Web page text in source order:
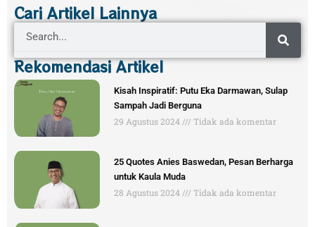
Cari Artikel Lainnya
Rekomendasi Artikel
Kisah Inspiratif: Putu Eka Darmawan, Sulap
Sampah Jadi Berguna
29 Agustus 2024 Tidak ada komentar
25 Quotes Anies Baswedan, Pesan Berharga
untuk Kaula Muda
28 Agustus 2024 Tidak ada komentar